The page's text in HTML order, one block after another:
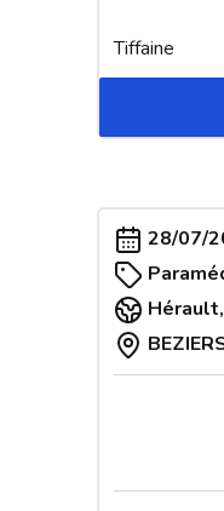
Tiffaine
28/07/
Hérault,